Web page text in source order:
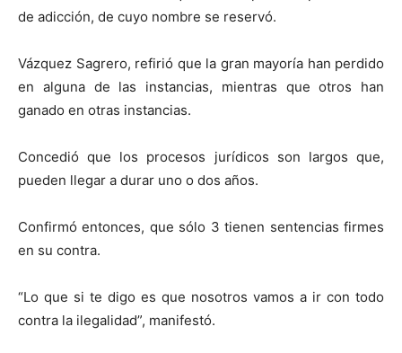
de adicción, de cuyo nombre se reservó.
Vázquez Sagrero, refirió que la gran mayoría han perdido
en alguna de las instancias, mientras que otros han
ganado en otras instancias.
Concedió que los procesos jurídicos son largos que,
pueden llegar a durar uno o dos años.
Confirmó entonces, que sólo 3 tienen sentencias firmes
en su contra.
“Lo que si te digo es que nosotros vamos a ir con todo
contra la ilegalidad”, manifestó.